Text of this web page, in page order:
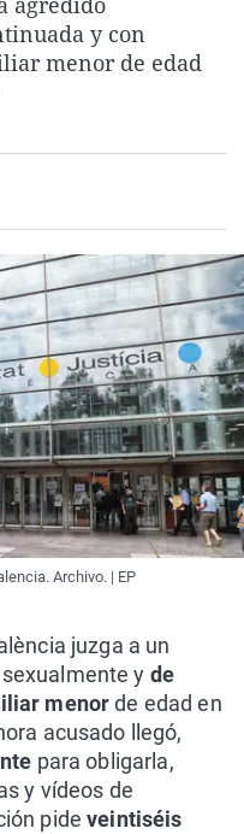
La rosa de los vientos
Gente viajera
Caso
Retornados
Extremadura
Galicia
Virales
Televisión
y con
menor de edad
Archivo. | EP
juzga a un
y de
menorde edad en
acusado llegó,
para obligarla,
y vídeos de
pideveintiséis